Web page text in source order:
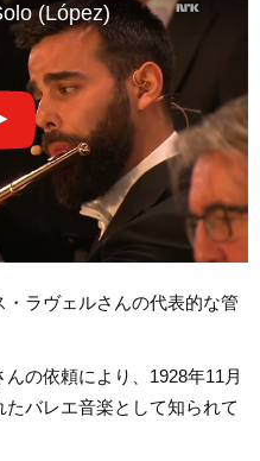
(López)
ラヴェルさんの代表的な管
の依頼により、1928年11月
バレエ音楽として知られて